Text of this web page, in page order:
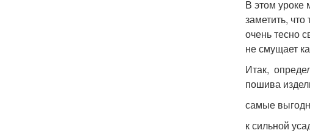
В этом уроке
заметить,
очень тесно
не смущает
Итак,
пошива
самые
к сильной